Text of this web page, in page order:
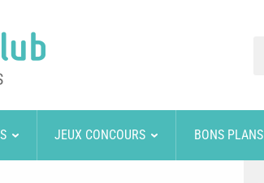
JEUX CONCOURS BONS PLANS